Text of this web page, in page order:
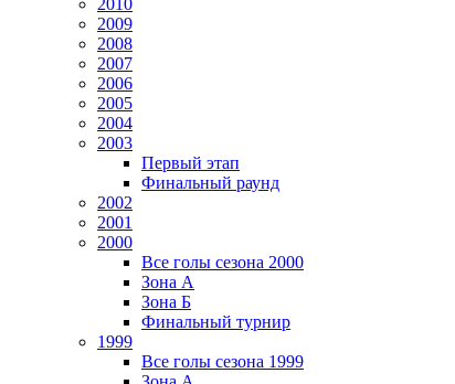
2010
2009
2008
2007
2006
2005
2004
2003
Первый этап
Финальный раунд
2002
2001
2000
Все голы сезона 2000
Зона А
Зона Б
Финальный турнир
1999
Все голы сезона 1999